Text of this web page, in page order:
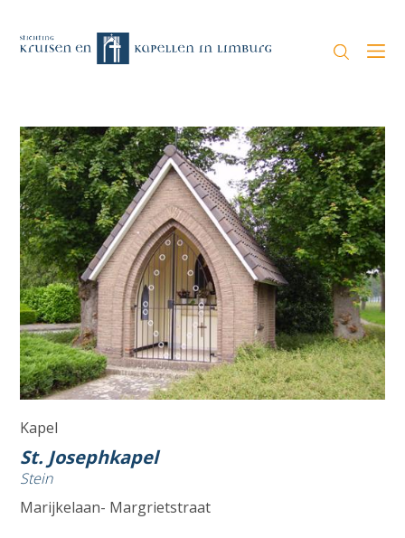
Kapel
St. Josephkapel
Stein
Marijkelaan- Margrietstraat